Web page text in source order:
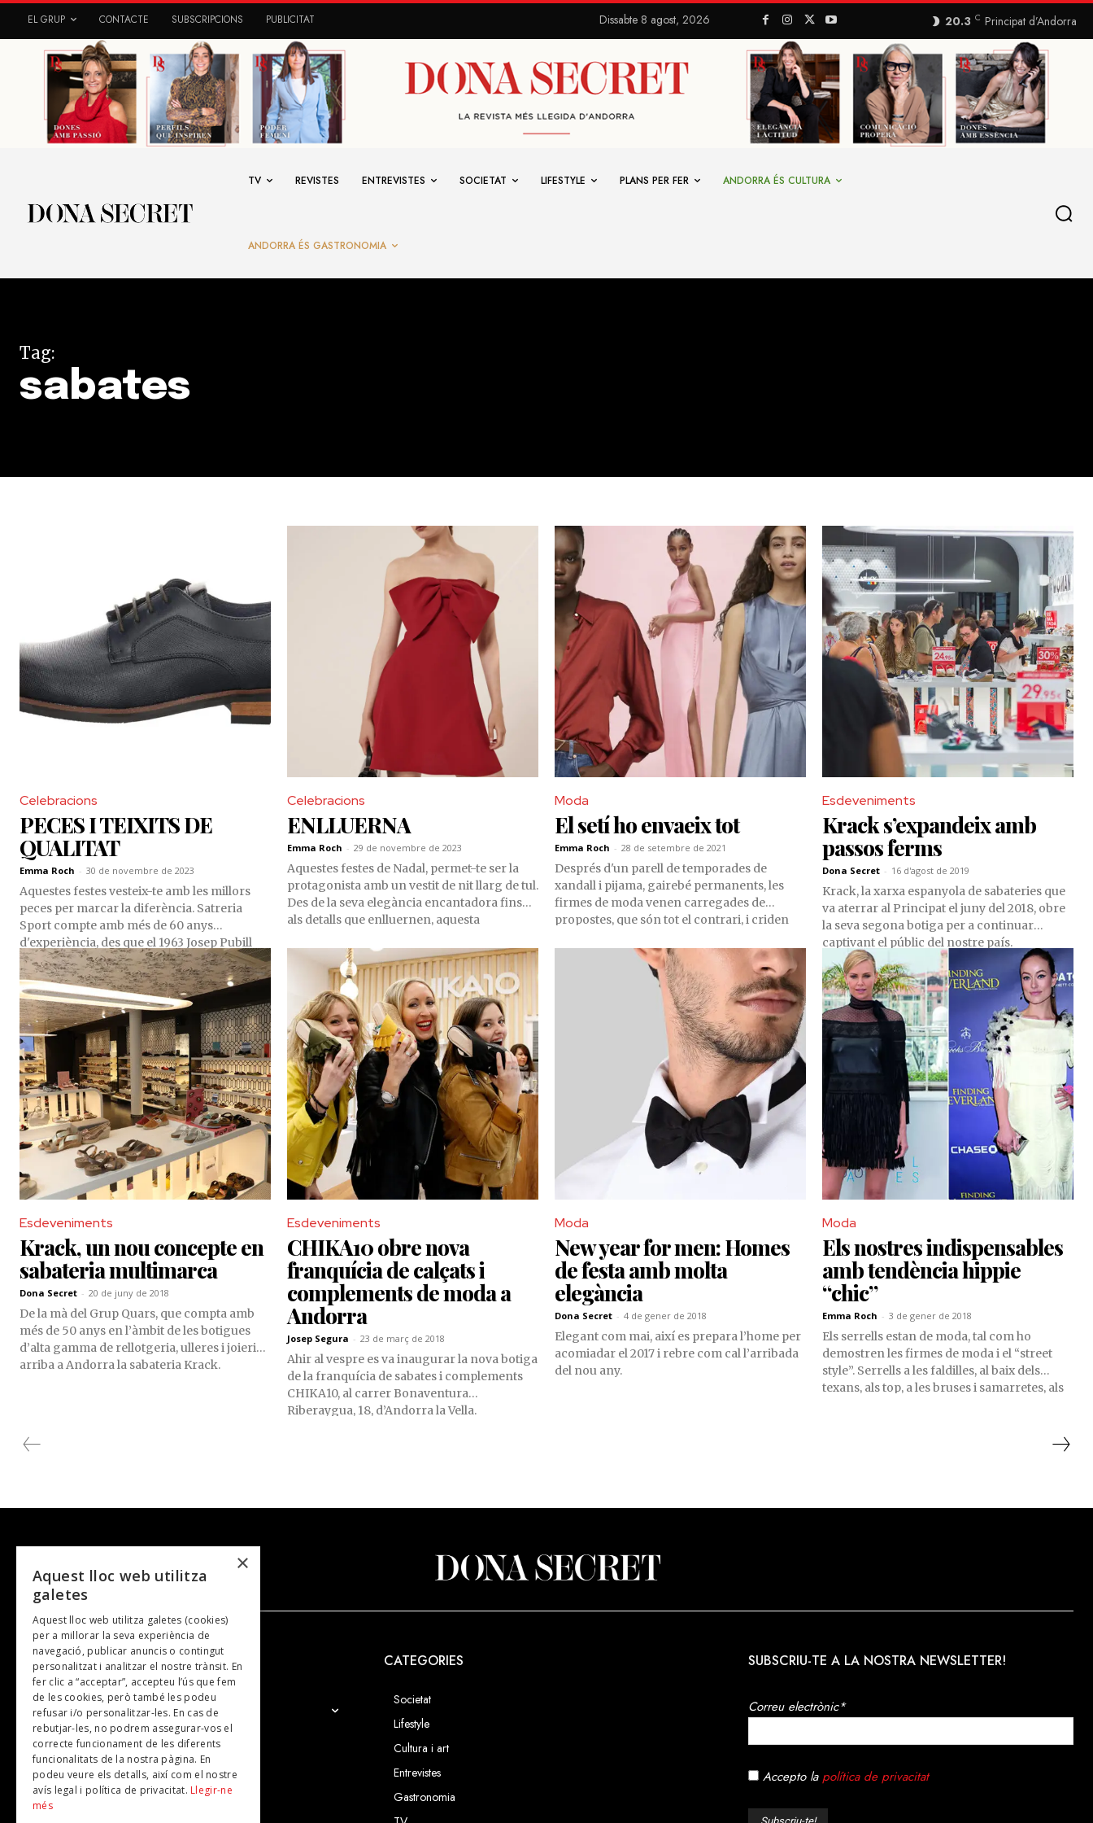
EL GRUP CONTACTE SUBSCRIPCIONS PUBLICITAT Dissabte 8 agost, 2026 20.3 C Principat d’Andorra
TV REVISTES ENTREVISTES SOCIETAT LIFESTYLE PLANS PER FER ANDORRA ÉS CULTURA
ANDORRA ÉS GASTRONOMIA
Tag:
sabates
Celebracions
PECES I TEIXITS DE
QUALITAT
Emma Roch - 30 de novembre de 2023
Aquestes festes vesteix-te amb les millors
peces per marcar la diferència. Satreria
Sport compte amb més de 60 anys
d'experiència, des que el 1963 Josep Pubill
Garrabé va crear el seu propi negoci amb el
nom de Sastreria Sabateria Sport. Aposten
per peces i teixits de qualitat, i per marques
en exclusiva per a Andorra com ara Digel.
Gràcies a una gran varietat de talles,
vesteixen a qualsevol membre de la família,
des dels més joves, amb models actuals i
acolorits, fins als més clàssics, amb elegants
vestits ajustats a mida. Aquí et mostrem
algunes de les propostes...
Celebracions
ENLLUERNA
Emma Roch - 29 de novembre de 2023
Aquestes festes de Nadal, permet-te ser la
protagonista amb un vestit de nit llarg de tul.
Des de la seva elegància encantadora fins
als detalls que enlluernen, aquesta
noves alçades. Sigui quina sigui la teva
elecció, fes una entrada espectacular amb
un vestit que capturi la màgia de la
temporada i et faci brillar amb estil.
Moda
El setí ho envaeix tot
Emma Roch - 28 de setembre de 2021
Després d'un parell de temporades de
xandall i pijama, gairebé permanents, les
firmes de moda venen carregades de
propostes, que són tot el contrari, i criden
patrons especials...), el teixit setinat és un
dels grans guanyadors. Peces, sabates i
bosses. Res escapa al furor per l'acabat
sumptuós dels teixits setinats. Anem de
compres a la recerca de les peces més
Esdeveniments
Krack s’expandeix amb
passos ferms
Dona Secret - 16 d'agost de 2019
Krack, la xarxa espanyola de sabateries que
va aterrar al Principat el juny del 2018, obre
la seva segona botiga per a continuar
captivant el públic del nostre país.
Esdeveniments
Krack, un nou concepte en
sabateria multimarca
Dona Secret - 20 de juny de 2018
De la mà del Grup Quars, que compta amb
més de 50 anys en l’àmbit de les botigues
d’alta gamma de rellotgeria, ulleres i joieria,
arriba a Andorra la sabateria Krack.
Esdeveniments
CHIKA10 obre nova
franquícia de calçats i
complements de moda a
Andorra
Josep Segura - 23 de març de 2018
Ahir al vespre es va inaugurar la nova botiga
de la franquícia de sabates i complements
CHIKA10, al carrer Bonaventura
Riberaygua, 18, d’Andorra la Vella.
Moda
New year for men: Homes
de festa amb molta
elegància
Dona Secret - 4 de gener de 2018
Elegant com mai, així es prepara l’home per
acomiadar el 2017 i rebre com cal l’arribada
del nou any.
Moda
Els nostres indispensables
amb tendència hippie
“chic”
Emma Roch - 3 de gener de 2018
Els serrells estan de moda, tal com ho
demostren les firmes de moda i el “street
style”. Serrells a les faldilles, al baix dels
texans, als top, a les bruses i samarretes, als
NOSALTRES
El Grup
Contacte
Subscripcions
Publicitat
CATEGORIES
Societat
Lifestyle
Cultura i art
Entrevistes
Gastronomia
SUBSCRIU-TE A LA NOSTRA NEWSLETTER!
Correu electrònic*
Accepto la política de privacitat
×
Aquest lloc web utilitza
galetes
Aquest lloc web utilitza galetes (cookies)
per a millorar la seva experiència de
navegació, publicar anuncis o contingut
personalitzat i analitzar el nostre trànsit. En
fer clic a “acceptar”, accepteu l’ús que fem
de les cookies, però també les podeu
refusar i/o personalitzar-les. En cas de
rebutjar-les, no podrem assegurar-vos el
correcte funcionament de les diferents
funcionalitats de la nostra pàgina. En
podeu veure els detalls, així com el nostre
avís legal i política de privacitat. Llegir-ne
més